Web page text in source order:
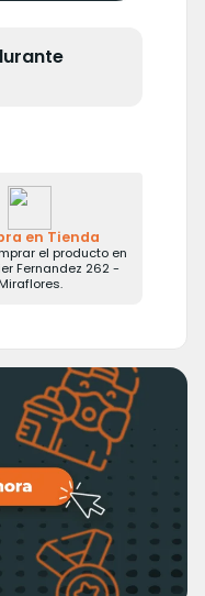
en Tienda
el producto en
Fernandez 262 -